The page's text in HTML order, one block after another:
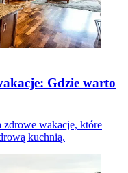
Gdzie warto
zdrowe wakacje, które
kuchnią.